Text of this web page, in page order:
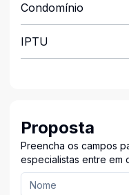
Condomínio
IPTU
Proposta
Preencha os campos
especialistas entre em